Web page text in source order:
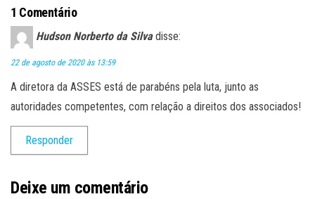
1 Comentário
Hudson Norberto da Silva disse:
22 de agosto de 2020 às 13:59
A diretora da ASSES está de parabéns pela luta, junto as
autoridades competentes, com relação a direitos dos associados!
Responder
Deixe um comentário